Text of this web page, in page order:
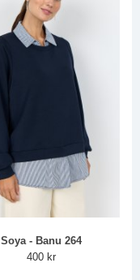
Soya - Banu 264
400 kr